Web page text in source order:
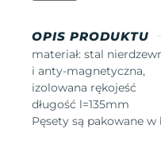
OPIS PRODUKTU
materiał: stal
i anty-magnetyczna,
izolowana rękojeść
długość l=135mm
Pęsety są pakowane